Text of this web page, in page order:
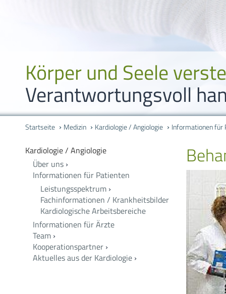
Körper und Seele
Verantwortungsvoll
Startseite Medizin Kardiologie / Angiologie Informationen für
Kardiologie / Angiologie
Über uns ›
Informationen für Patienten
Leistungsspektrum ›
Fachinformationen / Krankheitsbilder
Kardiologische Arbeitsbereiche
Informationen für Ärzte
Team ›
Kooperationspartner ›
Aktuelles aus der Kardiologie ›